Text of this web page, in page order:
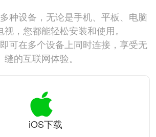
种设备，无论是手机、平板、电脑
，您都能轻松安装和使用。
可在多个设备上同时连接，享受无
缝的互联网体验。
iOS下载